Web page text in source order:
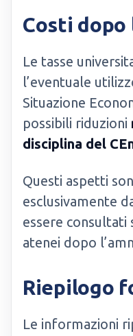
Costi dopo
Le tasse
l’eventuale
Situazione
possibili riduzioni
disciplina del
Questi aspetti
esclusivamente
essere consultati
atenei dopo
Riepilogo
Le informazioni